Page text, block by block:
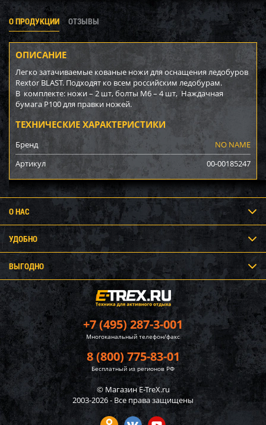
О ПРОДУКЦИИ ОТЗЫВЫ
ОПИСАНИЕ
Легко затачиваемые кованые ножи для оснащения ледобуров
Rextor BLAST. Подходят ко всем российским ледобурам.
В комплекте: ножи – 2 шт, болты М6 – 4 шт, Наждачная
бумага Р100 для правки ножей.
ТЕХНИЧЕСКИЕ ХАРАКТЕРИСТИКИ
Бренд
NO NAME
Артикул
00-00185247
+7 (495) 287-3-001
Многоканальный телефон/факс
8 (800) 775-83-01
Бесплатный из регионов РФ
© Магазин E-TreX.ru
2003-2026 - Все права защищены
О НАС
УДОБНО
ВЫГОДНО